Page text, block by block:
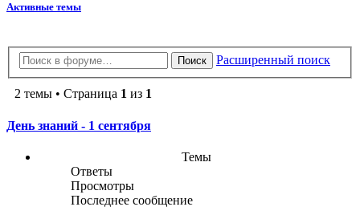
Активные темы
Поиск Расширенный поиск
2 темы • Страница 1 из 1
День знаний - 1 сентября
Темы
Ответы
Просмотры
Последнее сообщение